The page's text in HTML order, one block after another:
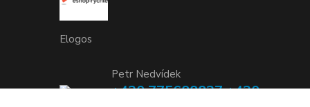
Elogos
Petr Nedvídek
+420 775688827 +420